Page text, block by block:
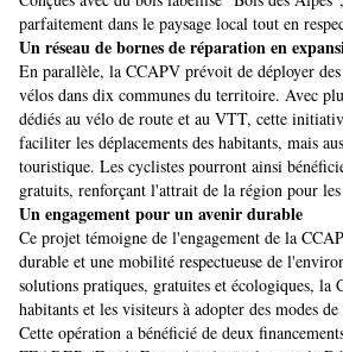
parfaitement dans le paysage local tout en
Un réseau de bornes de réparation en
En parallèle, la CCAPV prévoit de déployer
vélos dans dix communes du territoire. Avec
dédiés au vélo de route et au VTT, cette
faciliter les déplacements des habitants, mais
touristique. Les cyclistes pourront ainsi
gratuits, renforçant l'attrait de la région pour
Un engagement pour un avenir durable
Ce projet témoigne de l'engagement de la
durable et une mobilité respectueuse de
solutions pratiques, gratuites et écologiques, la
habitants et les visiteurs à adopter des modes
Cette opération a bénéficié de deux